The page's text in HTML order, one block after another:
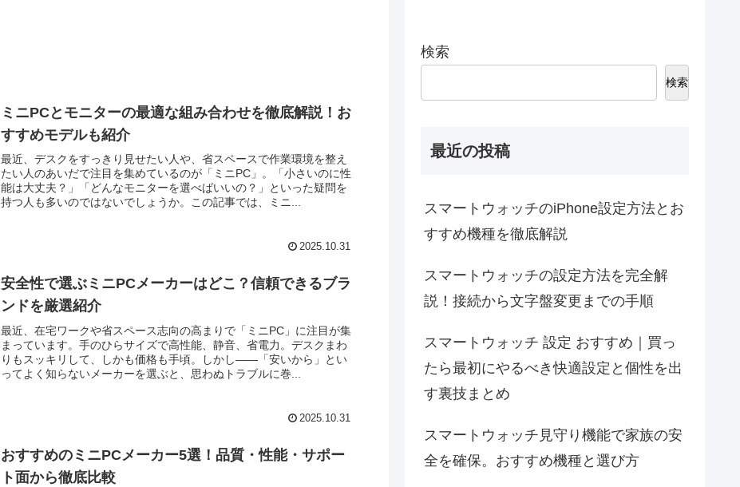
ミニPCとモニターの最適な組み合わせを徹底解説！お
すすめモデルも紹介
最近、デスクをすっきり見せたい人や、省スペースで作業環境を整え
たい人のあいだで注目を集めているのが「ミニPC」。「小さいのに性
能は大丈夫？」「どんなモニターを選べばいいの？」といった疑問を
持つ人も多いのではないでしょうか。この記事では、ミニ...
2025.10.31
安全性で選ぶミニPCメーカーはどこ？信頼できるブラ
ンドを厳選紹介
最近、在宅ワークや省スペース志向の高まりで「ミニPC」に注目が集
まっています。手のひらサイズで高性能、静音、省電力。デスクまわ
りもスッキリして、しかも価格も手頃。しかし――「安いから」とい
ってよく知らないメーカーを選ぶと、思わぬトラブルに巻...
2025.10.31
おすすめのミニPCメーカー5選！品質・性能・サポー
ト面から徹底比較
検索
検索
最近の投稿
スマートウォッチのiPhone設定方法とお
すすめ機種を徹底解説
スマートウォッチの設定方法を完全解
説！接続から文字盤変更までの手順
スマートウォッチ 設定 おすすめ｜買っ
たら最初にやるべき快適設定と個性を出
す裏技まとめ
スマートウォッチ見守り機能で家族の安
全を確保。おすすめ機種と選び方